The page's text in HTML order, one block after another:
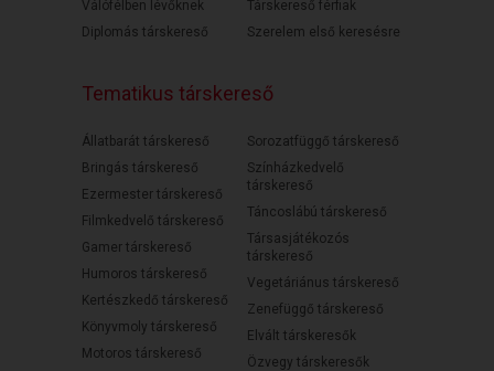
Válófélben lévőknek
Diplomás társkereső
Társkereső férfiak
Szerelem első keresésre
Tematikus társkereső
Állatbarát társkereső
Bringás társkereső
Ezermester társkereső
Filmkedvelő társkereső
Gamer társkereső
Humoros társkereső
Kertészkedő társkereső
Könyvmoly társkereső
Motoros társkereső
Sorozatfüggő társkereső
Színházkedvelő
társkereső
Táncoslábú társkereső
Társasjátékozós
társkereső
Vegetáriánus társkereső
Zenefüggő társkereső
Elvált társkeresők
Özvegy társkeresők